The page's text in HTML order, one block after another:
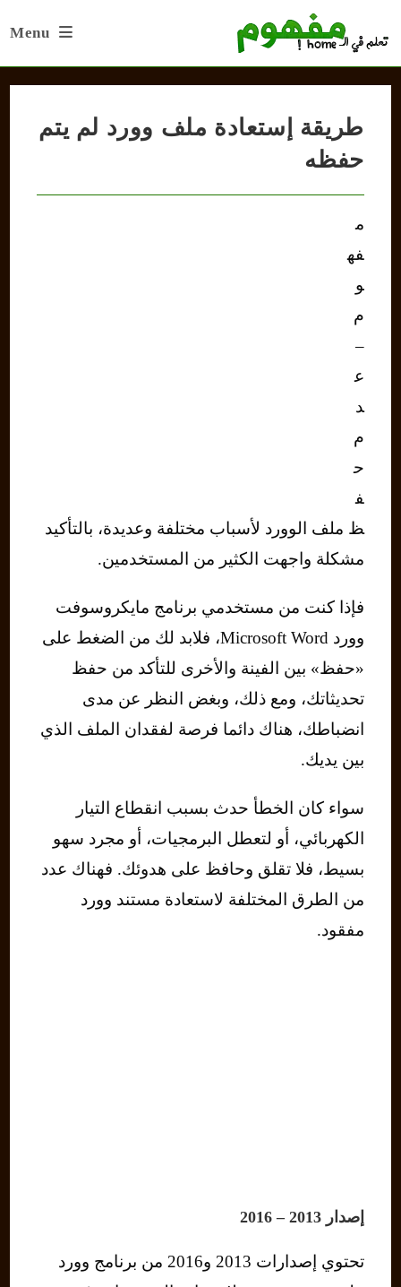
Menu
طريقة إستعادة ملف وورد لم يتم
حفظه
م
فه
و
م
–
ع
د
م
ح
ف
ظ ملف الوورد لأسباب مختلفة وعديدة، بالتأكيد
مشكلة واجهت الكثير من المستخدمين.
فإذا كنت من مستخدمي برنامج مايكروسوفت
وورد Microsoft Word، فلابد لك من الضغط على
«حفظ» بين الفينة والأخرى للتأكد من حفظ
تحديثاتك، ومع ذلك، وبغض النظر عن مدى
انضباطك، هناك دائما فرصة لفقدان الملف الذي
بين يديك.
سواء كان الخطأ حدث بسبب انقطاع التيار
الكهربائي، أو لتعطل البرمجيات، أو مجرد سهو
بسيط، فلا تقلق وحافظ على هدوئك. فهناك عدد
من الطرق المختلفة لاستعادة مستند وورد
مفقود.
إصدار 2013 – 2016
تحتوي إصدارات 2013 و2016 من برنامج وورد